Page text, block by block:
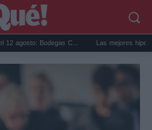
Bodegas C... Las mejores hipotecas